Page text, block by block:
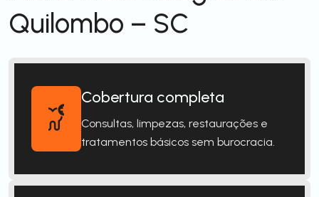
Quilombo – SC
Cobertura completa
Consultas, limpezas, restaurações e
tratamentos básicos sem burocracia.